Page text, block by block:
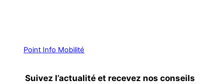
Point Info Mobilité
Suivez l’actualité et recevez nos conseils